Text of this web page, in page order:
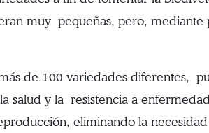
muy pequeñas, pero, mediante
de 100 variedades diferentes,
salud y la resistencia a
eliminando la